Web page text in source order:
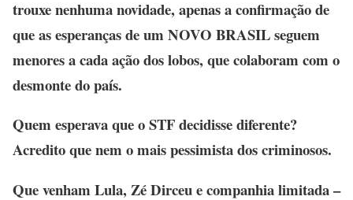
trouxe nenhuma novidade, apenas a confirmação de
que as esperanças de um NOVO BRASIL seguem
menores a cada ação dos lobos, que colaboram com o
desmonte do país.
Quem esperava que o STF decidisse diferente?
Acredito que nem o mais pessimista dos criminosos.
Que venham Lula, Zé Dirceu e companhia limitada –